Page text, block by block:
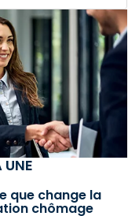
UNE
que change la
chômage